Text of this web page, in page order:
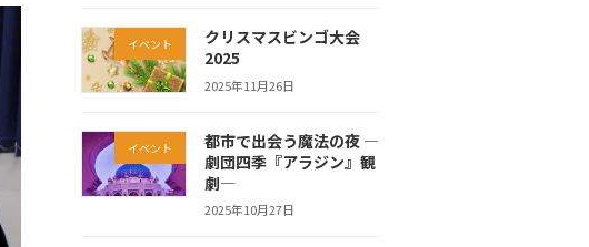
イベント
クリスマスビンゴ大会
2025
2025年11月26日
イベント
都市で出会う魔法の夜 ―
劇団四季『アラジン』観
劇―
2025年10月27日